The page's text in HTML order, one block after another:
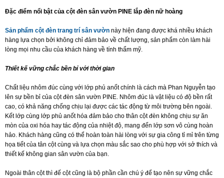
Đặc điểm nổi bật của cột đèn sân vườn PINE lắp đèn nữ hoàng
Sản phẩm cột đèn trang trí sân vườn này hiện đang được khá nhiều khách
hàng lựa chọn bởi không chỉ đảm bảo về chất lượng, sản phẩm còn làm hài
lòng mọi nhu cầu của khách hàng về tính thẩm mỹ.
Thiết kế vững chắc bền bỉ với thời gian
Chất liệu nhôm đúc cùng với lớp phủ anốt chính là cách mà Phan Nguyễn tạo
lên sự bền bỉ của cột đèn sân vườn PINE. Nhôm đúc là vật liệu có độ bền rất
cao, có khả năng chống chịu lại được các tác động từ môi trường bên ngoài.
Kết lớp cùng lớp phủ anốt hóa đảm bảo cho thân cột đèn không chịu sự ăn
mòn của oxi hóa hay tác động của nhiệt độ, mang đến lớp sơn vô cùng hoàn
hảo. Khách hàng cũng có thể hoàn toàn hài lòng với sự gia công tỉ mỉ trên từng
họa tiết của tân cột cùng và lựa chọn màu sắc sao cho phù hợp với sở thích và
thiết kế không gian sân vườn của bạn.
Ngoài thân cột thì đế cột cũng là bộ phần cần chú ý để tạo nên sự vững chắc